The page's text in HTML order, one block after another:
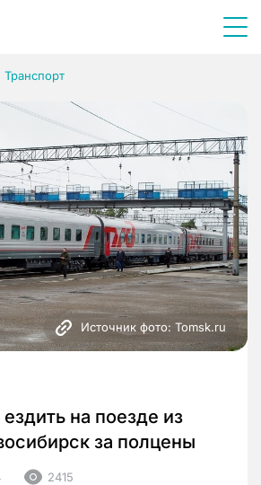
Транспорт
Источник фото: Tomsk.ru
на поезде из
за полцены
2415